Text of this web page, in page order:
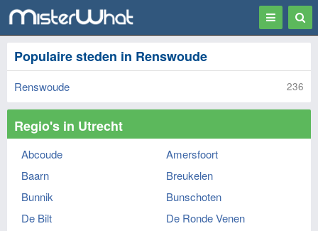
Toggle
Populaire steden in Renswoude
Renswoude 236
Regio's in Utrecht
Abcoude
Amersfoort
Baarn
Breukelen
Bunnik
Bunschoten
De Bilt
De Ronde Venen